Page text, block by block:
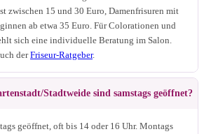
zwischen 15 und 30 Euro, Damenfrisuren mit
ab etwa 35 Euro. Für Colorationen und
sich eine individuelle Beratung im Salon.
derFriseur-Ratgeber.
Stadtweide sind samstags geöffnet?
geöffnet, oft bis 14 oder 16 Uhr. Montags